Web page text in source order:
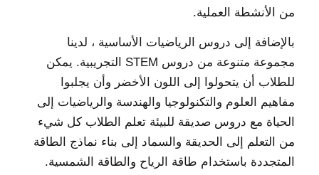
من الأنشطة العملية.
بالإضافة إلى دروس الرياضيات الأساسية ، لدينا
مجموعة متنوعة من دروس STEM التجريبية. يمكن
للطلاب أن يتحولوا إلى اللون الأخضر وأن يجلبوا
مفاهيم العلوم والتكنولوجيا والهندسة والرياضيات إلى
الحياة مع دروس صديقة للبيئة تعلم الطلاب كل شيء
من التعلم إلى الحديقة والسماد إلى بناء نماذج الطاقة
المتجددة باستخدام طاقة الرياح والطاقة الشمسية.